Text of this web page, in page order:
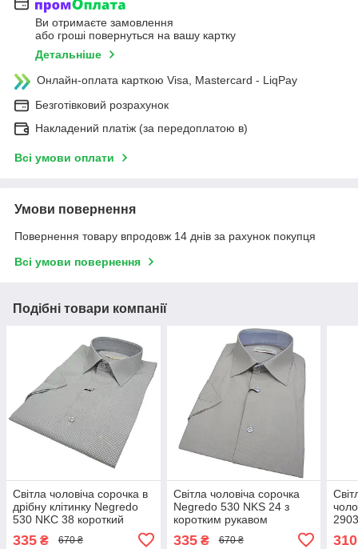
Ви отримаєте замовлення
або гроші повернуться на вашу картку
Детальніше
Онлайн-оплата карткою Visa, Mastercard - LiqPay
Безготівковий розрахунок
Накладений платіж (за передоплатою в)
Всі умови оплати
Умови повернення
Повернення товару впродовж 14 днів за рахунок покупця
Всі умови повернення
Подібні товари компанії
Світла чоловіча сорочка в
дрібну клітинку Negredo
530 NKC 38 короткий
335 ₴ 670 ₴
Світла чоловіча сорочка
Negredo 530 NKS 24 з
коротким рукавом
335₴ 670 ₴ 310